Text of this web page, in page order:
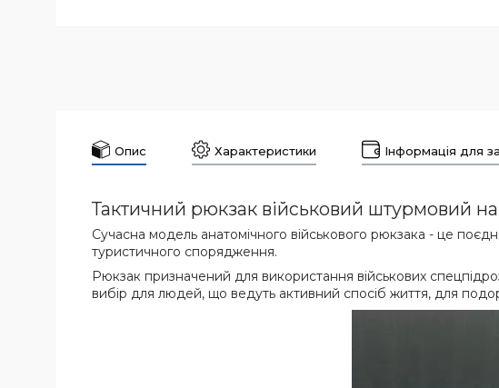
Опис Характеристики Інформація для
Тактичний рюкзак військовий штурмовий
Сучасна модель анатомічного військового рюкзака - це
туристичного спорядження.
Рюкзак призначений для використання військових
вибір для людей, що ведуть активний спосіб життя, для